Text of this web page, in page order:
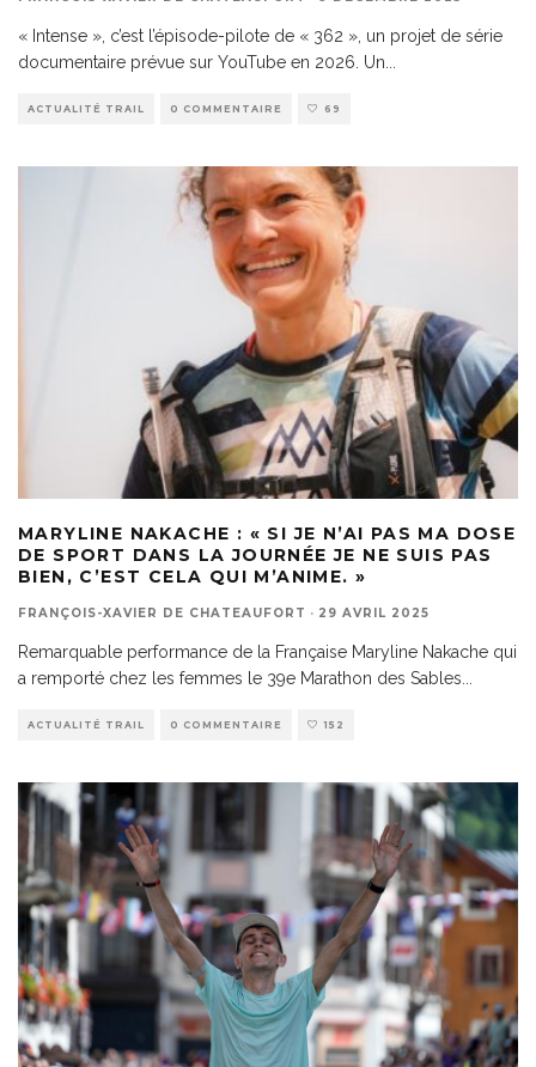
« Intense », c’est l’épisode-pilote de « 362 », un projet de série
documentaire prévue sur YouTube en 2026. Un
ACTUALITÉ TRAIL 0 COMMENTAIRE 69
MARYLINE NAKACHE : « SI JE N’AI PAS MA DOSE
DE SPORT DANS LA JOURNÉE JE NE SUIS PAS
BIEN, C’EST CELA QUI M’ANIME. »
FRANÇOIS-XAVIER DE CHATEAUFORT · 29 AVRIL 2025
Remarquable performance de la Française Maryline Nakache qui
a remporté chez les femmes le 39e Marathon des Sables...
ACTUALITÉ TRAIL 0 COMMENTAIRE 152